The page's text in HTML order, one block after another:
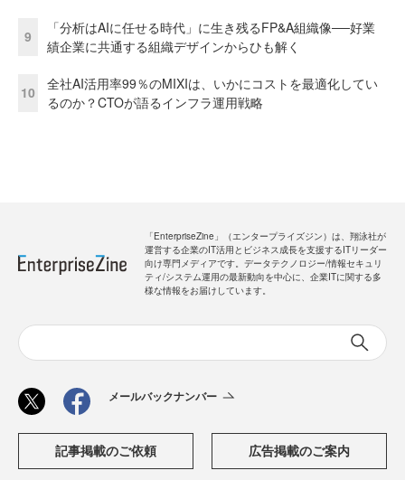
9
「分析はAIに任せる時代」に生き残るFP&A組織像──好業
績企業に共通する組織デザインからひも解く
10
全社AI活用率99％のMIXIは、いかにコストを最適化してい
るのか？CTOが語るインフラ運用戦略
「EnterpriseZine」（エンタープライズジン）は、翔泳社が
運営する企業のIT活用とビジネス成長を支援するITリーダー
向け専門メディアです。データテクノロジー/情報セキュリ
ティ/システム運用の最新動向を中心に、企業ITに関する多
様な情報をお届けしています。
メールバックナンバー
記事掲載のご依頼 広告掲載のご案内